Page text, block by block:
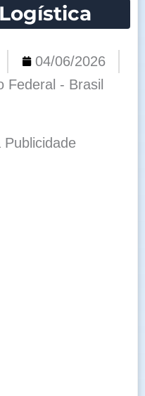
04/06/2026
Federal - Brasil
Publicidade